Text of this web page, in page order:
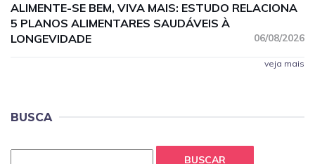
ALIMENTE-SE BEM, VIVA MAIS: ESTUDO RELACIONA
5 PLANOS ALIMENTARES SAUDÁVEIS À
LONGEVIDADE
06/08/2026
veja mais
BUSCA
BUSCAR